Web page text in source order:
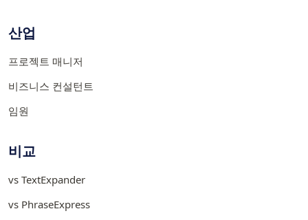
산업
프로젝트 매니저
비즈니스 컨설턴트
임원
비교
vs TextExpander
vs PhraseExpress